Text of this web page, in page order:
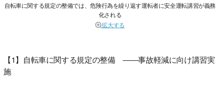
自転車に関する規定の整備では、危険行為を繰り返す運転者に安全運転講習が義務
化される
拡大する
【1】自転車に関する規定の整備 ――事故軽減に向け講習実
施